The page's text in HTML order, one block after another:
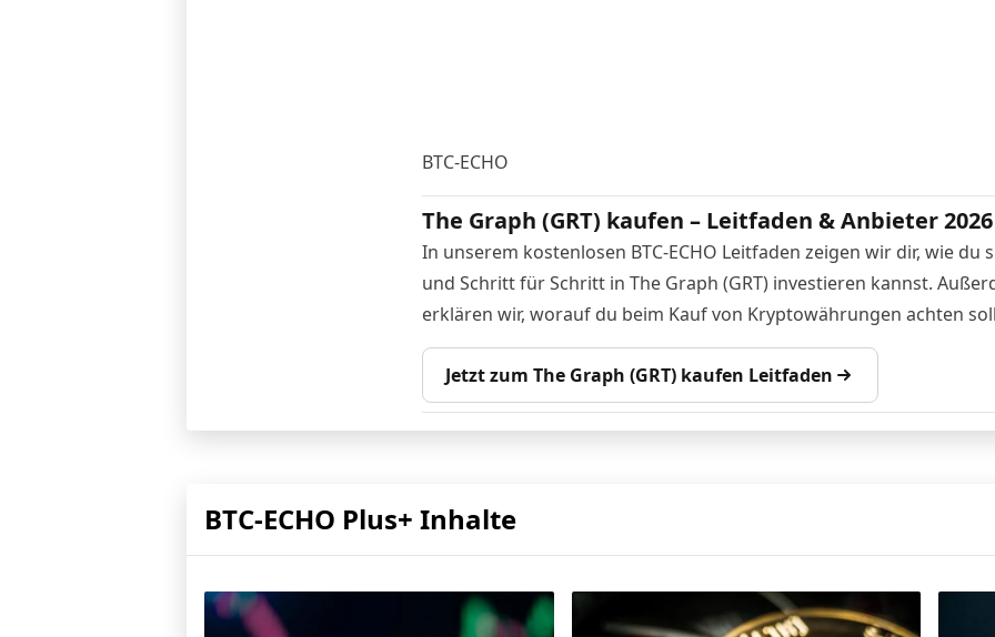
BTC-ECHO
The Graph (GRT) kaufen – Leitfaden & Anbieter 2026
In unserem kostenlosen BTC-ECHO Leitfaden zeigen wir dir, wie du
und Schritt für Schritt in The Graph (GRT) investieren kannst.
erklären wir, worauf du beim Kauf von Kryptowährungen achten
Jetzt zum The Graph (GRT) kaufen Leitfaden
BTC-ECHO Plus+ Inhalte